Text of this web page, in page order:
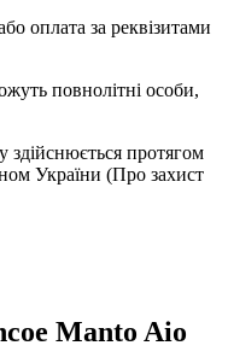
оплата за реквізитами
повнолітні особи,
здійснюється протягом
України (Про захист
Manto Aio